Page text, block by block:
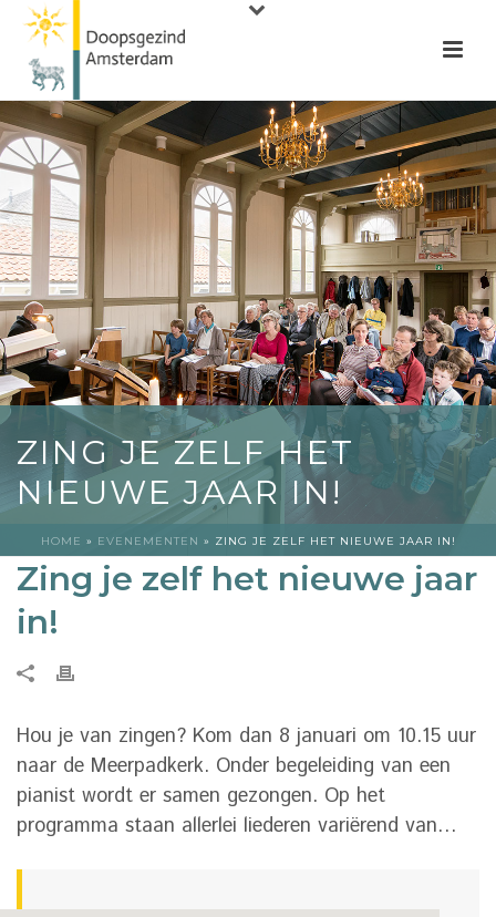
ZING JE ZELF HET
NIEUWE JAAR IN!
HOME » EVENEMENTEN » ZING JE ZELF HET NIEUWE JAAR IN!
Zing je zelf het nieuwe jaar
in!
Hou je van zingen? Kom dan 8 januari om 10.15 uur
naar de Meerpadkerk. Onder begeleiding van een
pianist wordt er samen gezongen. Op het
programma staan allerlei liederen variërend van…